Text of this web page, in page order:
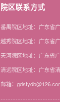
院区联系方式
番禺院区地址：广东省
越秀院区地址：广东省
天河院区地址：广东省
清远院区地址：广东省
邮箱：